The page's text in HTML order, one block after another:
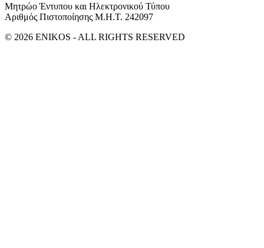
Μητρώο Έντυπου και Ηλεκτρονικού Τύπου
Αριθμός Πιστοποίησης Μ.Η.Τ. 242097
© 2026 ENIKOS - ALL RIGHTS RESERVED